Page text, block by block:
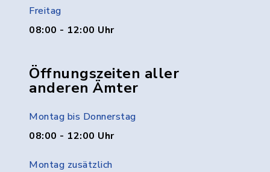
Freitag
08:00 - 12:00 Uhr
Öffnungszeiten aller
anderen Ämter
Montag bis Donnerstag
08:00 - 12:00 Uhr
Montag zusätzlich